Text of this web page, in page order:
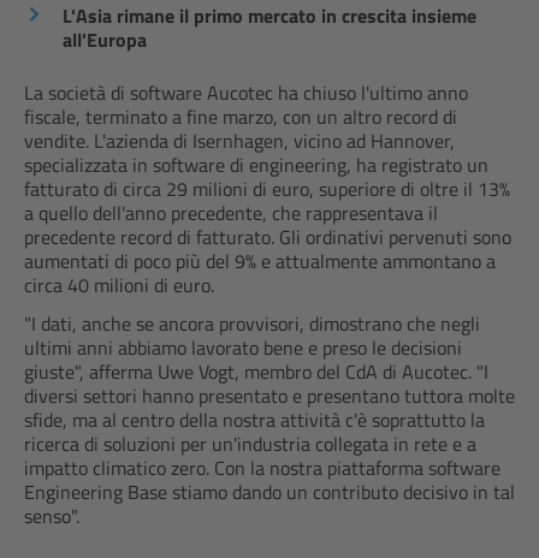
L'Asia rimane il primo mercato in crescita insieme
all'Europa
La società di software Aucotec ha chiuso l'ultimo anno
fiscale, terminato a fine marzo, con un altro record di
vendite. L'azienda di Isernhagen, vicino ad Hannover,
specializzata in software di engineering, ha registrato un
fatturato di circa 29 milioni di euro, superiore di oltre il 13%
a quello dell'anno precedente, che rappresentava il
precedente record di fatturato. Gli ordinativi pervenuti sono
aumentati di poco più del 9% e attualmente ammontano a
circa 40 milioni di euro.
"I dati, anche se ancora provvisori, dimostrano che negli
ultimi anni abbiamo lavorato bene e preso le decisioni
giuste", afferma Uwe Vogt, membro del CdA di Aucotec. "I
diversi settori hanno presentato e presentano tuttora molte
sfide, ma al centro della nostra attività c'è soprattutto la
ricerca di soluzioni per un'industria collegata in rete e a
impatto climatico zero. Con la nostra piattaforma software
Engineering Base stiamo dando un contributo decisivo in tal
senso".